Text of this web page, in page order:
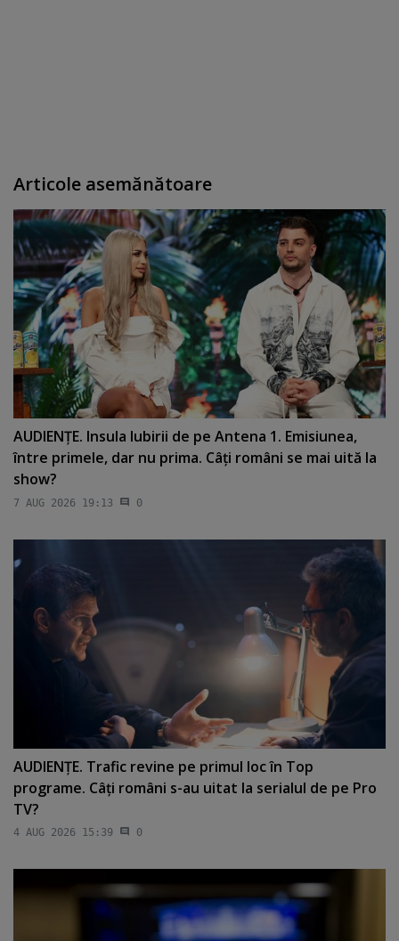
Articole asemănătoare
AUDIENŢE. Insula Iubirii de pe Antena 1. Emisiunea,
între primele, dar nu prima. Câţi români se mai uită la
show?
7 AUG 2026 19:13 0
AUDIENŢE. Trafic revine pe primul loc în Top
programe. Câţi români s-au uitat la serialul de pe Pro
TV?
4 AUG 2026 15:39 0